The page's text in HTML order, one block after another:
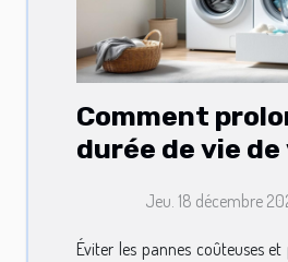
Comment
durée de vie
Jeu. 18 décembre
Éviter les pannes coûteuses